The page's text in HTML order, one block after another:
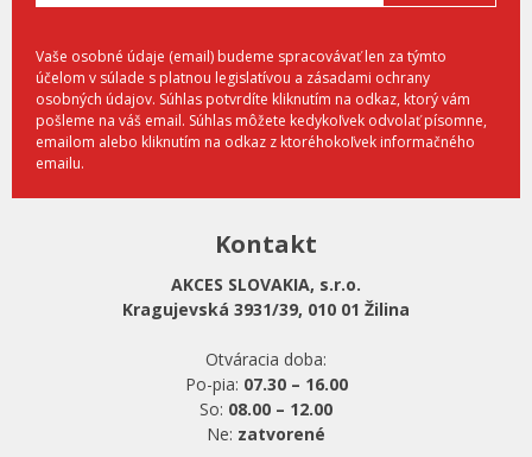
Vaše osobné údaje (email) budeme spracovávať len za týmto
účelom v súlade s platnou legislatívou a zásadami ochrany
osobných údajov. Súhlas potvrdíte kliknutím na odkaz, ktorý vám
pošleme na váš email. Súhlas môžete kedykoľvek odvolať písomne,
emailom alebo kliknutím na odkaz z ktoréhokoľvek informačného
emailu.
Kontakt
AKCES SLOVAKIA, s.r.o.
Kragujevská 3931/39, 010 01 Žilina
Otváracia doba:
Po-pia: 07.30 – 16.00
So: 08.00 – 12.00
Ne: zatvorené